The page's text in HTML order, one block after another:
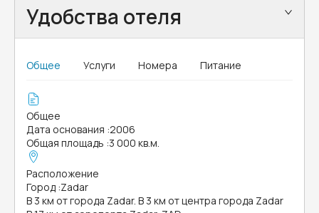
Удобства отеля
Общее Услуги Номера Питание
Общее
Дата основания :2006
Общая площадь :3 000 кв.м.
Расположение
Город :Zadar
В 3 км от города Zadar. В 3 км от центра города Zadar